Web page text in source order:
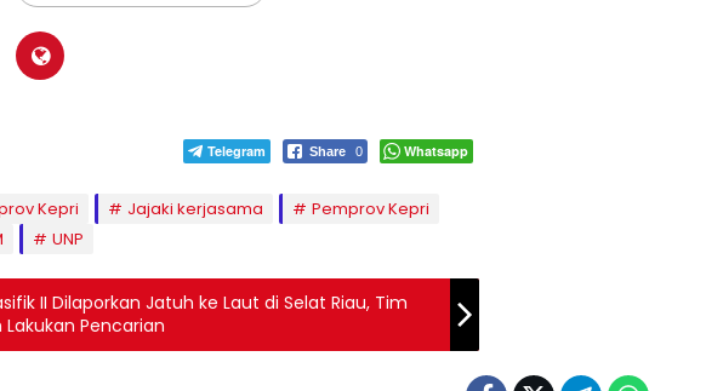
Telegram Share 0 Whatsapp
Kepri Jajaki kerjasama
Pemprov Kepri
UNP
II Dilaporkan Jatuh ke Laut di Selat Riau, Tim
Lakukan Pencarian